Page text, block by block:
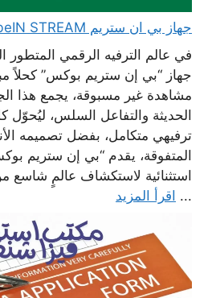
جهاز بي ان ستريم beIN STREAM الكويت مع اشتراك
في عالم الترفيه الرقمي المتطور
جهاز “بي إن ستريم بوكس” كحلاً
مشاهدة غير مسبوقة، يجمع هذا
الحديثة والتفاعل السلس، ليُحوّل
ترفيهي متكامل، بفضل تصميمه
المتفوقة، يقدم “بي إن ستريم
استثنائية لاستكشاف عالمٍ شاسع
... اقرأ المزيد